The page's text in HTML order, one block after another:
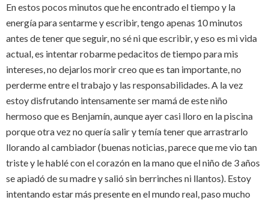
En estos pocos minutos que he encontrado el tiempo y la
energía para sentarme y escribir, tengo apenas 10 minutos
antes de tener que seguir, no sé ni que escribir, y eso es mi vida
actual, es intentar robarme pedacitos de tiempo para mis
intereses, no dejarlos morir creo que es tan importante, no
perderme entre el trabajo y las responsabilidades. A la vez
estoy disfrutando intensamente ser mamá de este niño
hermoso que es Benjamín, aunque ayer casi lloro en la piscina
porque otra vez no quería salir y temía tener que arrastrarlo
llorando al cambiador (buenas noticias, parece que me vio tan
triste y le hablé con el corazón en la mano que el niño de 3 años
se apiadó de su madre y salió sin berrinches ni llantos). Estoy
intentando estar más presente en el mundo real, paso mucho